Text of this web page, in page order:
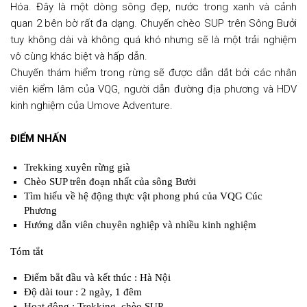
Hóa. Đây là một dòng sông đẹp, nước trong xanh và cảnh
quan 2 bên bờ rất đa dạng. Chuyến chèo SUP trên Sông Bưởi
tuy không dài và không quá khó nhưng sẽ là một trải nghiệm
vô cùng khác biệt và hấp dẫn.
Chuyến thám hiểm trong rừng sẽ được dẫn dắt bởi các nhân
viên kiểm lâm của VQG, người dẫn đường địa phương và HDV
kinh nghiệm của Umove Adventure.
ĐIỂM NHẤN
Trekking xuyên rừng già
Chèo SUP trên đoạn nhất của sông Bưởi
Tìm hiểu về hệ động thực vật phong phú của VQG Cúc
Phương
Hướng dẫn viên chuyên nghiệp và nhiều kinh nghiệm
Tóm tắt
Điểm bắt đầu và kết thúc : Hà Nội
Độ dài tour : 2 ngày, 1 đêm